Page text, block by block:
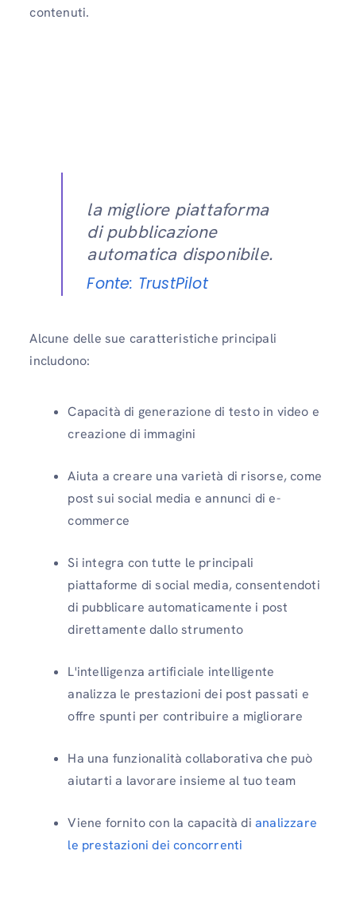
contenuti.
la migliore piattaforma
di pubblicazione
automatica disponibile.
Fonte: TrustPilot
Alcune delle sue caratteristiche principali
includono:
Capacità di generazione di testo in video e
creazione di immagini
Aiuta a creare una varietà di risorse, come
post sui social media e annunci di e-
commerce
Si integra con tutte le principali
piattaforme di social media, consentendoti
di pubblicare automaticamente i post
direttamente dallo strumento
L'intelligenza artificiale intelligente
analizza le prestazioni dei post passati e
offre spunti per contribuire a migliorare
Ha una funzionalità collaborativa che può
aiutarti a lavorare insieme al tuo team
Viene fornito con la capacità di analizzare
le prestazioni dei concorrenti